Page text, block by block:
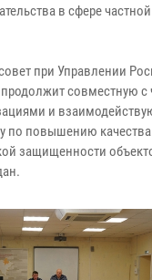
в сфере
при Управлении
совместную
и
по повышению качества
защищенности